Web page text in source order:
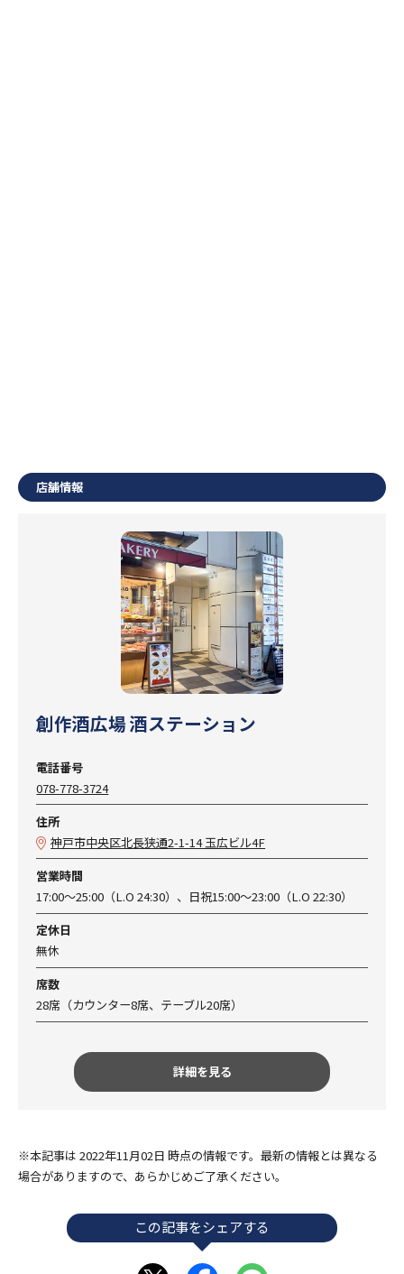
店舗情報
創作酒広場 酒ステーション
電話番号
078-778-3724
住所
神戸市中央区北長狭通2-1-14 玉広ビル4F
営業時間
17:00～25:00（L.O 24:30）、日祝15:00〜23:00（L.O 22:30）
定休日
無休
席数
28席（カウンター8席、テーブル20席）
詳細を見る
※本記事は 2022年11月02日 時点の情報です。最新の情報とは異なる
場合がありますので、あらかじめご了承ください。
この記事をシェアする